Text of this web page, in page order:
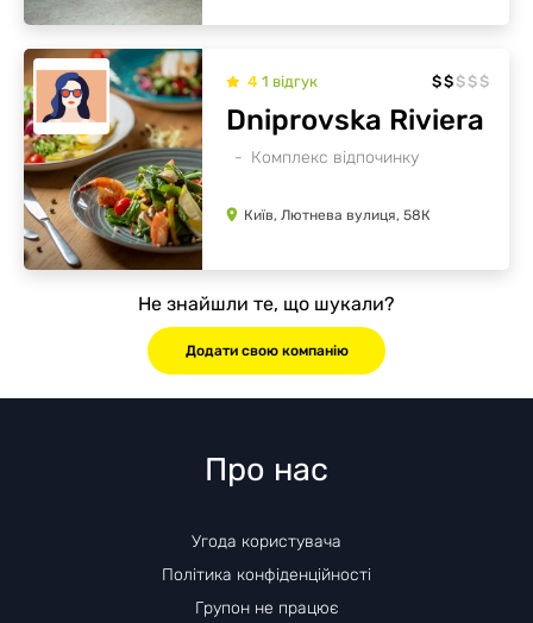
4 1 відгук $$ $ $ $
Комплекс відпочинку
Dniprovska Riviera
Київ, Лютнева вулиця, 58К
Не знайшли те, що шукали?
Додати свою компанію
Про нас
Угода користувача
Політика конфіденційності
Групон не працює